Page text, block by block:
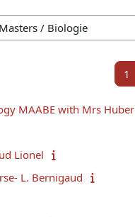
1
MAABE with Mrs Huber
Lionel
L. Bernigaud